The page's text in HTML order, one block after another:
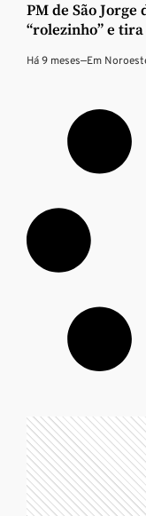
PM de São
“rolezinho” e
Há 9 meses—Em